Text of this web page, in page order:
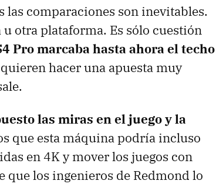
las comparaciones son inevitables.
otra plataforma. Es sólo cuestión
Pro marcaba hasta ahora el techo
hacer una apuesta muy
las miras en el juego y la
que esta máquina podría incluso
en 4K y mover los juegos con
que los ingenieros de Redmond lo